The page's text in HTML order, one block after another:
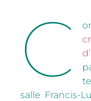
C
salle Francis-